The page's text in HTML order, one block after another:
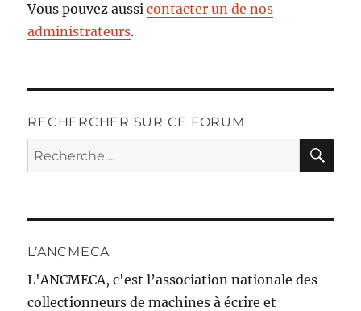
Vous pouvez aussicontacter un de nos
administrateurs.
RECHERCHER SUR CE FORUM
Recherche
pour :
L’ANCMECA
L'ANCMECA, c'est l’association nationale des
collectionneurs de machines à écrire et